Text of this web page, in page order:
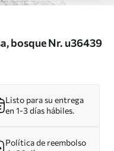
bosque Nr. u36439
Listo para su entrega
en 1-3 días hábiles.
Política de reembolso